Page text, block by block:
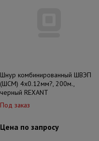
Шнур комбинированный ШВЭП
(ШСМ) 4x0.12мм?, 200м.,
черный REXANT
Под заказ
Цена по запросу